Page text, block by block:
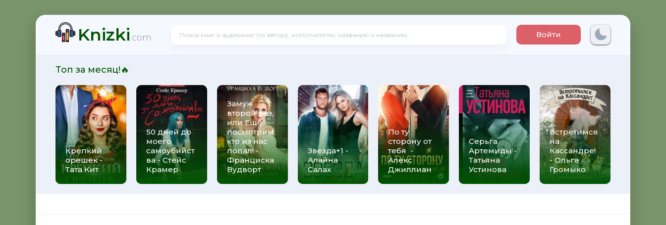
Knizki.com Войти
Топ за месяц!🔥
Крепкий
орешек -
Тата Кит
50 дней до
моего
самоубийст
ва - Стейс
Крамер
Замуж
второй раз,
или Ещё
посмотрим,
кто из нас
попал! -
Франциска
Вудворт
Звезда+1 -
Алайна
Салах
По ту
сторону от
тебя -
Алекс
Джиллиан
Серьга
Артемиды -
Татьяна
Устинова
Встретимся
на
Кассандре!
- Ольга
Громыко
война - Олег Таругин
Сергей Зверев